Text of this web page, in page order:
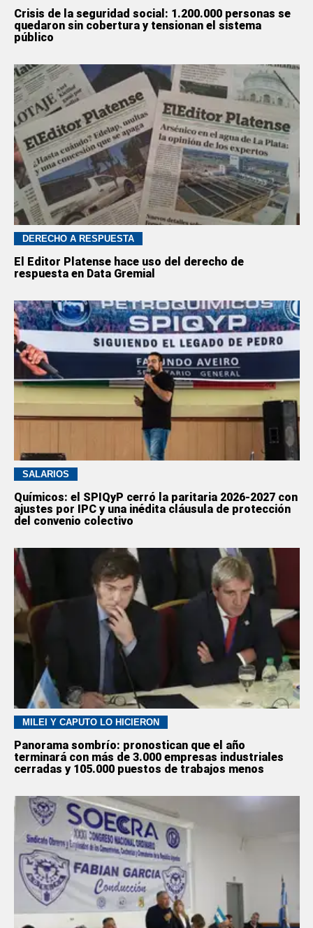
Crisis de la seguridad social: 1.200.000 personas se
quedaron sin cobertura y tensionan el sistema
público
DERECHO A RESPUESTA
El Editor Platense hace uso del derecho de
respuesta en Data Gremial
SALARIOS
Químicos: el SPIQyP cerró la paritaria 2026-2027 con
ajustes por IPC y una inédita cláusula de protección
del convenio colectivo
MILEI Y CAPUTO LO HICIERON
Panorama sombrío: pronostican que el año
terminará con más de 3.000 empresas industriales
cerradas y 105.000 puestos de trabajos menos